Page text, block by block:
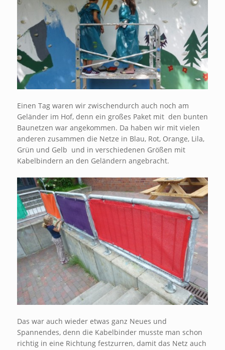
Einen Tag waren wir zwischendurch auch noch am
Geländer im Hof, denn ein großes Paket mit den bunten
Baunetzen war angekommen. Da haben wir mit vielen
anderen zusammen die Netze in Blau, Rot, Orange, Lila,
Grün und Gelb und in verschiedenen Größen mit
Kabelbindern an den Geländern angebracht.
Das war auch wieder etwas ganz Neues und
Spannendes, denn die Kabelbinder musste man schon
richtig in eine Richtung festzurren, damit das Netz auch